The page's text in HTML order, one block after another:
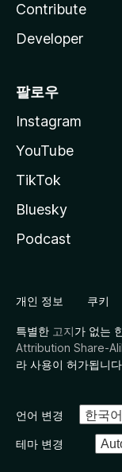
Contribute
Developer
팔로우
Instagram
YouTube
TikTok
Bluesky
Podcast
개인 정보 쿠키
특별한 고지가 없는
Attribution Share-
라 사용이 허가됩니
언어 변경
테마 변경